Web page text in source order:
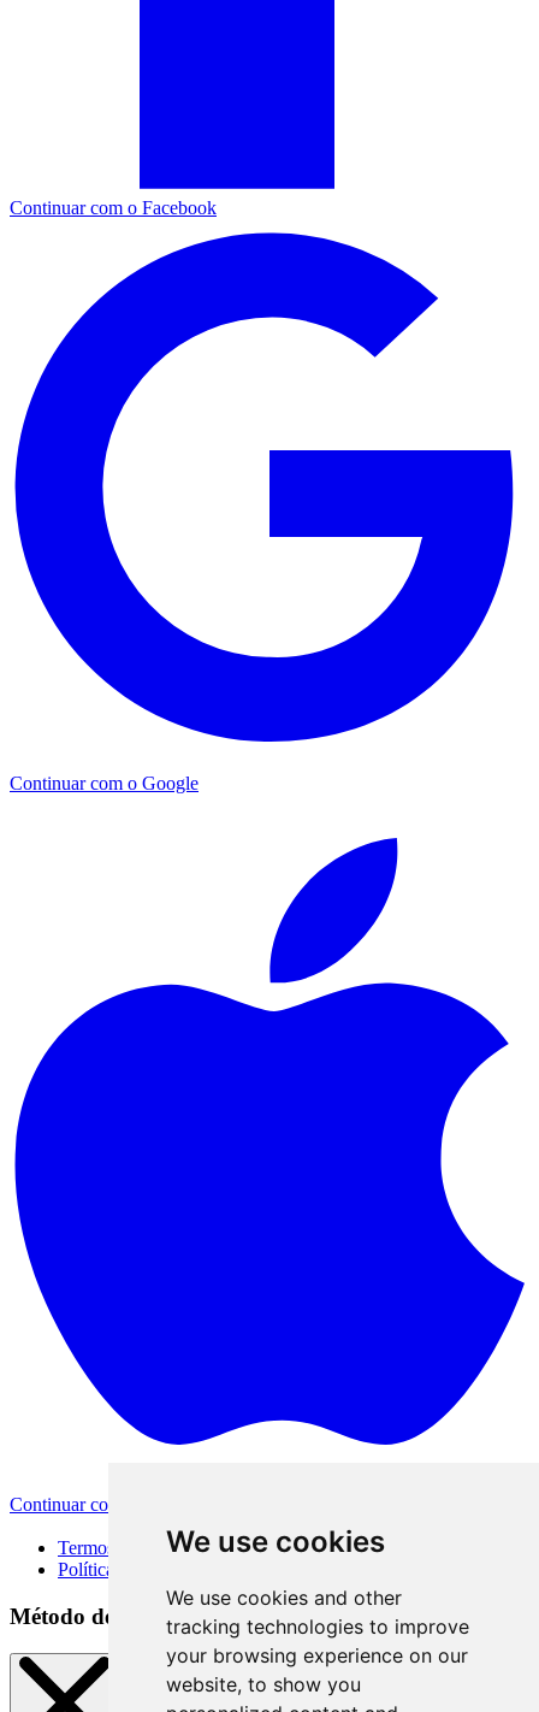
We use cookies
We use cookies and other
tracking technologies to improve
your browsing experience on our
website, to show you
Continuar com o Facebook
Continuar com o Google
Continuar com a Apple
Termos de Uso
Política de Privacidade
Método de acesso